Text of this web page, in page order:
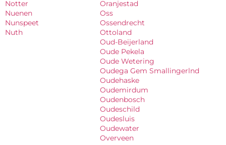
Notter
Nuenen
Nunspeet
Nuth
Oranjestad
Oss
Ossendrecht
Ottoland
Oud-Beijerland
Oude Pekela
Oude Wetering
Oudega Gem Smallingerlnd
Oudehaske
Oudemirdum
Oudenbosch
Oudeschild
Oudesluis
Oudewater
Overveen